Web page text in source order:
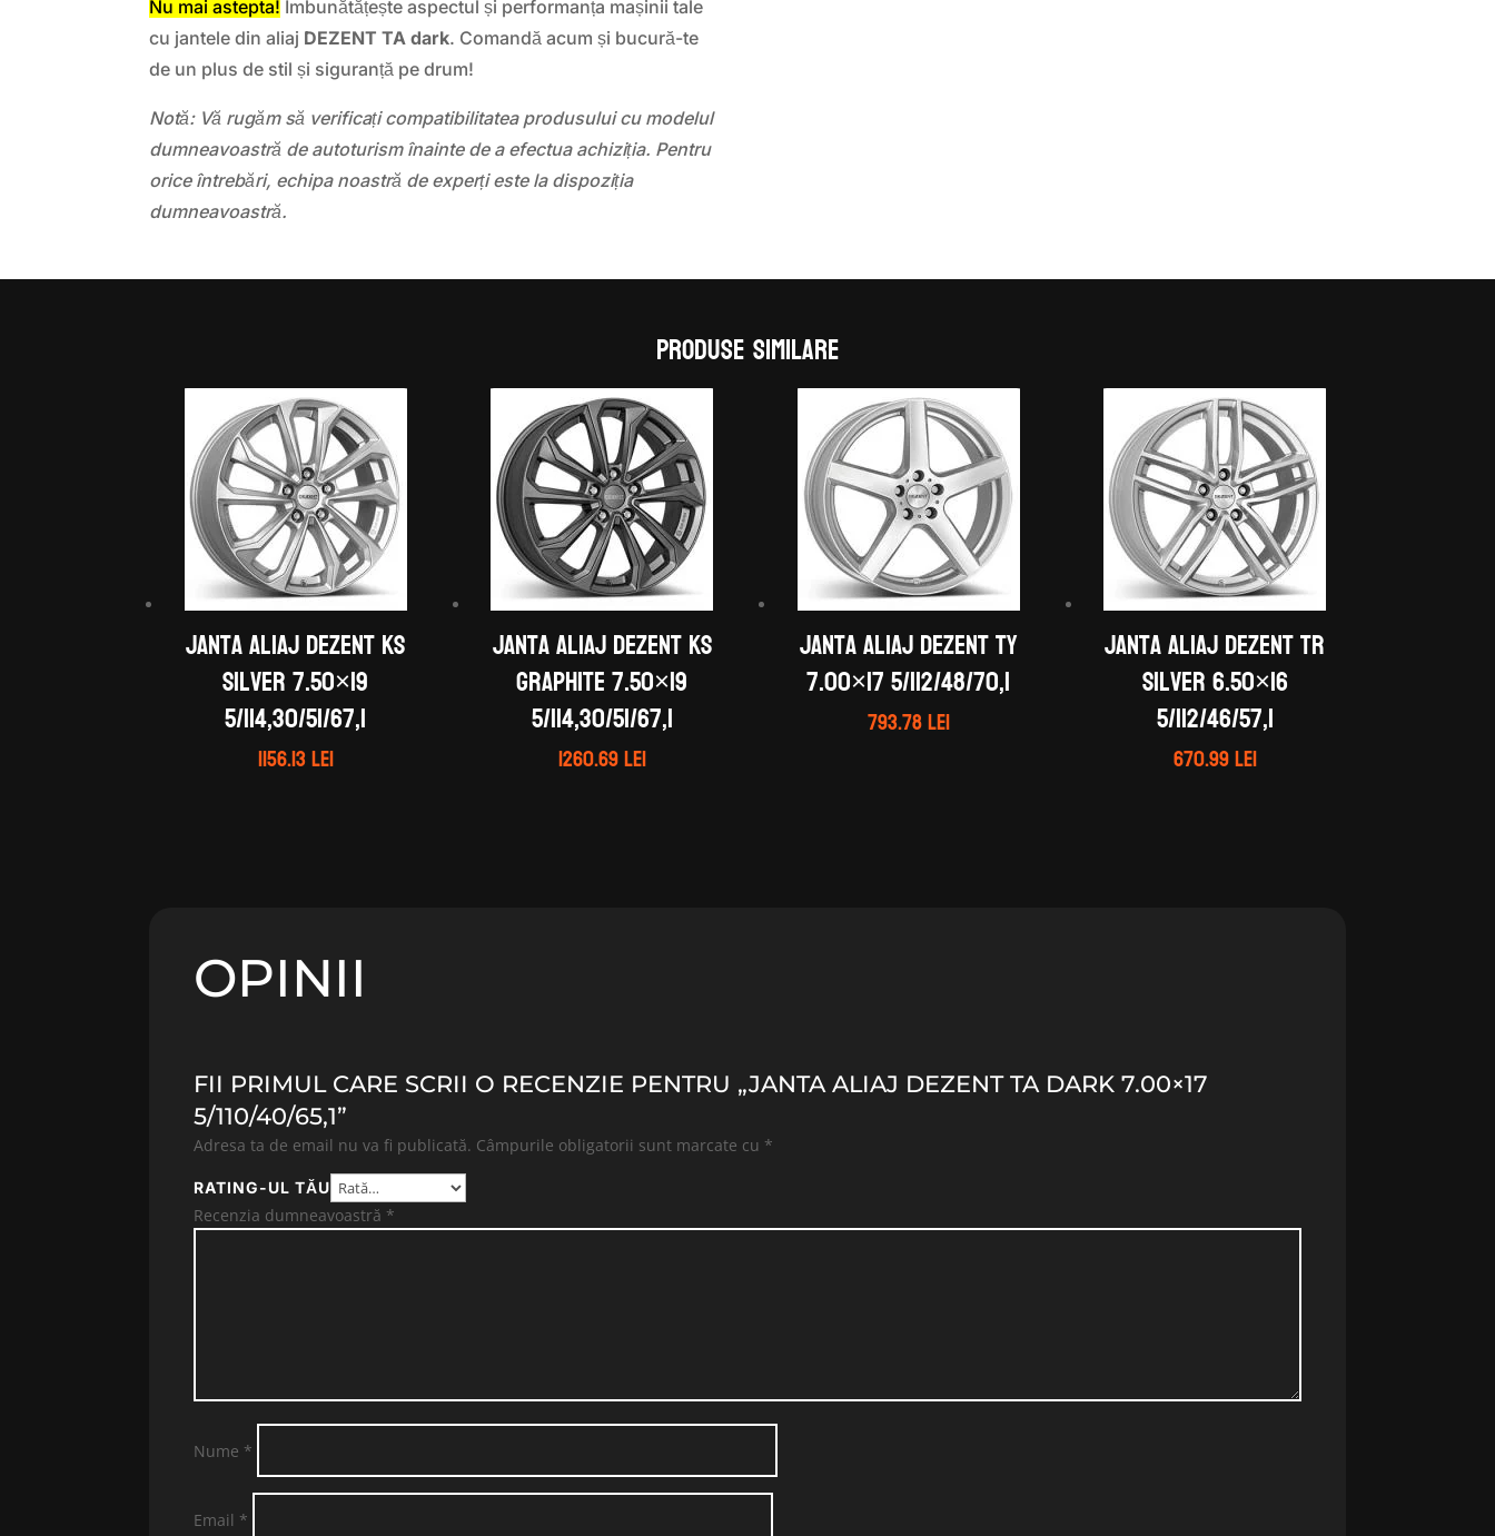
Nu mai astepta! Îmbunătățește aspectul și performanța mașinii tale
cu jantele din aliaj DEZENT TA dark. Comandă acum și bucură-te
de un plus de stil și siguranță pe drum!
Notă: Vă rugăm să verificați compatibilitatea produsului cu modelul
dumneavoastră de autoturism înainte de a efectua achiziția. Pentru
orice întrebări, echipa noastră de experți este la dispoziția
dumneavoastră.
Produse similare
Janta aliaj DEZENT KS
silver 7.50×19
5/114,30/51/67,1
1156.13lei
Janta aliaj DEZENT KS
graphite 7.50×19
5/114,30/51/67,1
1260.69lei
Janta aliaj DEZENT TY
7.00×17 5/112/48/70,1
793.78lei
Janta aliaj DEZENT TR
silver 6.50×16
5/112/46/57,1
670.99lei
OPINII
FII PRIMUL CARE SCRII O RECENZIE PENTRU „JANTA ALIAJ DEZENT TA DARK 7.00×17
5/110/40/65,1”
Adresa ta de email nu va fi publicată. Câmpurile obligatorii sunt marcate cu *
RATING-UL TĂU
Recenzia dumneavoastră *
Nume *
Email *